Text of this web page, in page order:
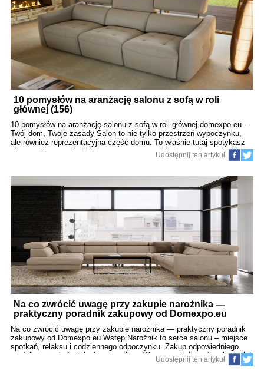
10 pomysłów na aranżację salonu z sofą w roli
głównej (156)
10 pomysłów na aranżację salonu z sofą w roli głównej domexpo.eu –
Twój dom, Twoje zasady Salon to nie tylko przestrzeń wypoczynku,
ale również reprezentacyjna część domu. To właśnie tutaj spotykasz
się z rodziną, przyjaciółmi, czy po prostu relaksujesz się po ciężkim
dniu. W centrum tej przestrzeni zwykle znajduje się sofa – największy
zaaranżować całe wnętrze, by sofa nie tylko dobrze wyglądała, ale też
pełniła wszystkie funkcje, jakich od niej oczekujemy. Poniżej
znajdziesz 10 kreatywnych i praktycznych pomysłów na aranżację
salonu z sofą w roli głównej, które sprawdzą się w mieszkaniach,
domach, a także nowoczesnych apartamentach. 1. Salon z sofą w
centrum – wyspa komfortu Zamiast ustawiać sofę pod ścianą, postaw
ją na środku salonu, dz
Udostępnij ten artykuł
Na co zwrócić uwagę przy zakupie narożnika —
praktyczny poradnik zakupowy od Domexpo.eu
Na co zwrócić uwagę przy zakupie narożnika — praktyczny poradnik
zakupowy od Domexpo.eu Wstęp Narożnik to serce salonu – miejsce
spotkań, relaksu i codziennego odpoczynku. Zakup odpowiedniego
modelu może jednak być wyzwaniem. W tym artykule podpowiemy, jak
wybrać narożnik idealny: funkcjonalny, trwały i dopasowany do
Udostępnij ten artykuł